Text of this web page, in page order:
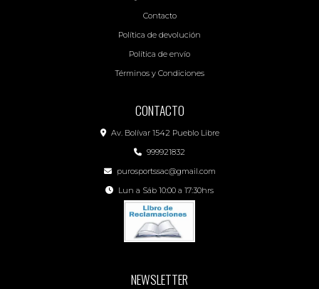
Contacto
Política de devolución
Política de envío
Términos y Condiciones
CONTACTO
Av. Bolívar 1542 Pueblo Libre
999921832
purosportssac@gmail.com
Lun a Sáb 10:00 a 17:30hrs
NEWSLETTER